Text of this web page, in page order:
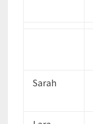
Sarah